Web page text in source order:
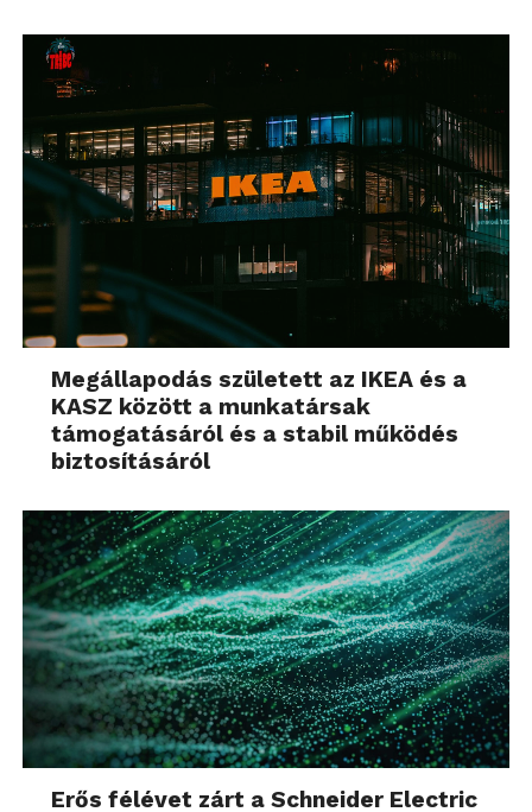
Megállapodás született az IKEA és a
KASZ között a munkatársak
támogatásáról és a stabil működés
biztosításáról
Erős félévet zárt a Schneider Electric